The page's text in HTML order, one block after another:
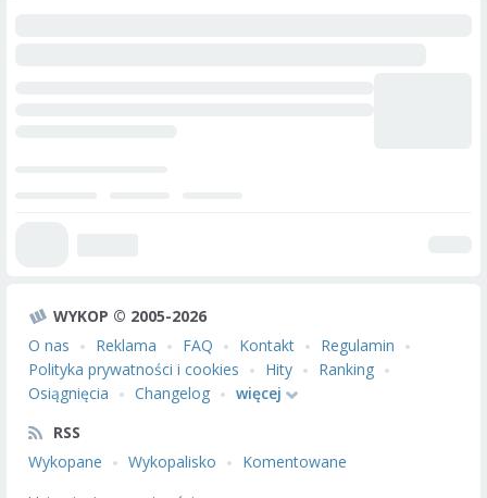
WYKOP © 2005-2026
O nas
Reklama FAQ Kontakt
Regulamin
Polityka prywatności i cookies
Hity
Ranking
Osiągnięcia
Changelog
więcej
RSS
Wykopane
Wykopalisko
Komentowane